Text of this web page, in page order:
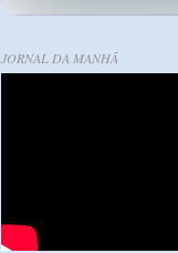
JORNAL DA MANHÃ